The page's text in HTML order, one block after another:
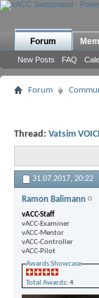
Forum
New Posts FAQ
Forum
Thread: Vatsim
31.07.2017, 20:22
Ramon Balimann
vACC-Staff
vACC-Examiner
vACC-Mentor
vACC-Controller
vACC-Pilot
Awards Showcase
Total Awards: 4